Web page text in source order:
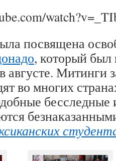
посвящена
, который
августе. Митинги
во многих
бесследные